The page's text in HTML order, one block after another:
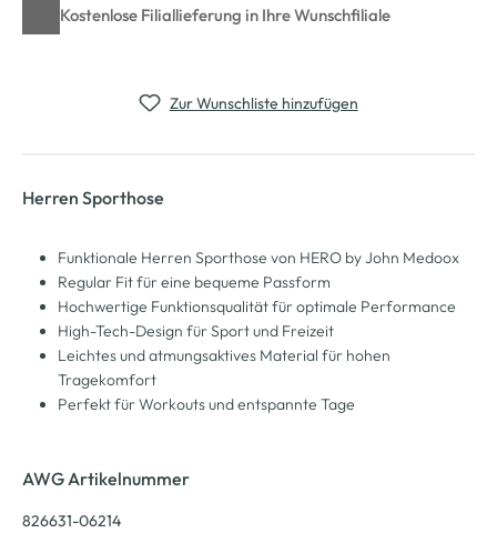
Kostenlose Filiallieferung in Ihre Wunschfiliale
Zur Wunschliste hinzufügen
Herren Sporthose
Funktionale Herren Sporthose von HERO by John Medoox
Regular Fit für eine bequeme Passform
Hochwertige Funktionsqualität für optimale Performance
High-Tech-Design für Sport und Freizeit
Leichtes und atmungsaktives Material für hohen
Tragekomfort
Perfekt für Workouts und entspannte Tage
AWG Artikelnummer
826631-06214